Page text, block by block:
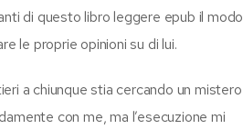
di questo libro leggere epub il modo
le proprie opinioni su di lui.
a chiunque stia cercando un mistero
con me, ma l’esecuzione mi